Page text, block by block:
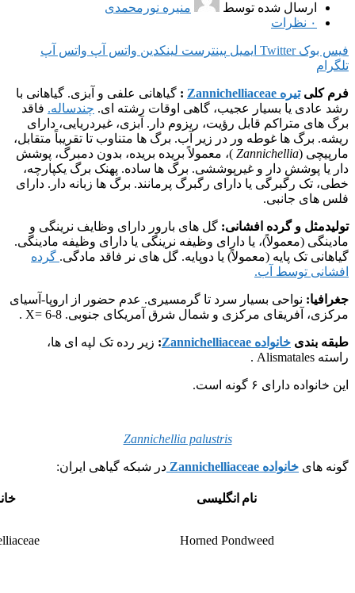
ارسال شده توسط
منیره نورمحمدی
۰ نظرات
فیس بوک Twitter ایمیل پینترست لینکدین واتس آپ واتس آپ
تلگرام
فرم کلیتیره Zannichelliaceae : گیاهانی علفی و آبزی. گیاهانی با
رشد عادی یا بسیار عجیب، گاهی اوقات رشته ای. چندساله. فاقد
برگ های متراکم قابل رؤیت، ریزوم دار. آبزی، غیردریایی، دارای
ریشه. برگ ها غوطه ور در زیر آب. برگ ها متناوب تا تقریباً متقابل،
مارپیچی (Zannichellia )، معمولاً بریده بریده، بدون دمبرگ، پوشش
دار یا پوشش دار و غیرپوششی. برگ ها ساده. پهنک برگ یکپارچه،
خطی، تک رگبرگی یا دارای رگبرگ پرمانند. برگ ها زبانه دار. دارای
فلس های جانبی.
تولیدمثل و گرده افشانی: گل های بارور دارای وظایف نرینگی و
مادینگی (معمولاً)، یا دارای وظیفه نرینگی یا دارای وظیفه مادینگی.
گیاهانی تک پایه (معمولاً) یا دوپایه. گل های نر فاقد مادگی. گرده
افشانی توسط آب.
جغرافیا: نواحی بسیار سرد تا گرمسیری. عدم حضور از اروپا-آسیای
مرکزی، آفریقای مرکزی و شمال شرق آمریکای جنوبی. X= 6-8 .
طبقه بندی خانواده Zannichelliaceae : زیر رده تک لپه ای ها،
راسته Alismatales .
این خانواده دارای ۶ گونه است.
Zannichellia palustris
گونه های خانواده Zannichelliaceae در شبکه گیاهی ایران:
نام انگلیسی
Horned Pondweed